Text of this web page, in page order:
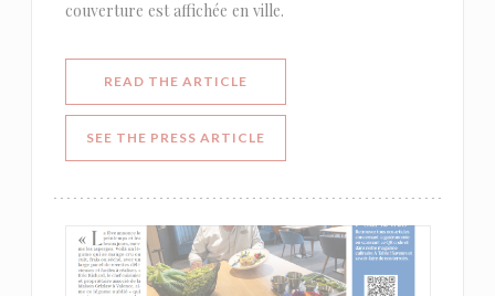
couverture est affichée en ville.
READ THE ARTICLE((OPENS IN A NEW WINDOW))
SEE THE PRESS ARTICLE((OPENS IN A NEW WINDOW))